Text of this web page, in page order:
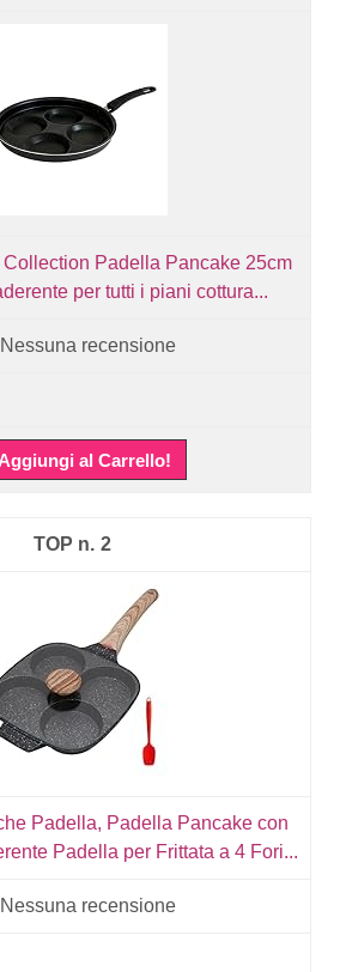
Padella Pancake 25cm
per tutti i piani cottura...
Nessuna recensione
al Carrello!
2
Padella, Padella Pancake con
Padella per Frittata a 4 Fori...
Nessuna recensione